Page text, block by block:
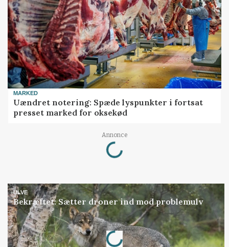
MARKED
Uændret notering: Spæde lyspunkter i fortsat
presset marked for oksekød
Annonce
Loading...
ULVE
Bekræftet: Sætter droner ind mod problemulv
Annonce
Loading...